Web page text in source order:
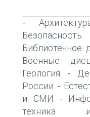
-
Библиотечное
Военные
Геология -
России -
и СМИ -
техника